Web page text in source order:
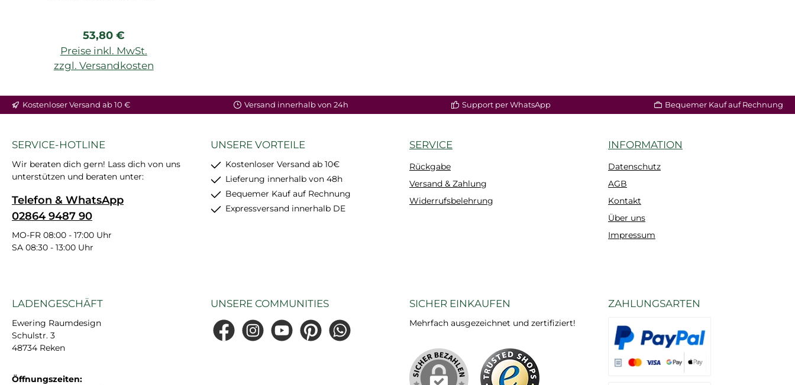
Regulärer Preis:
53,80 €
Preise inkl. MwSt.
zzgl. Versandkosten
Kostenloser Versand ab 10 € Versand innerhalb von 24h Support per WhatsApp Bequemer Kauf auf Rechnung
SERVICE-HOTLINE
Wir beraten dich gern! Lass dich von uns
unterstützen und beraten unter:
Telefon & WhatsApp
02864 9487 90
MO-FR 08:00 - 17:00 Uhr
SA 08:30 - 13:00 Uhr
UNSERE VORTEILE
Kostenloser Versand ab 10€
Lieferung innerhalb von 48h
Bequemer Kauf auf Rechnung
Expressversand innerhalb DE
SERVICE
Rückgabe
Versand & Zahlung
Widerrufsbelehrung
INFORMATION
Datenschutz
AGB
Kontakt
Über uns
Impressum
LADENGESCHÄFT
Ewering Raumdesign
Schulstr. 3
48734 Reken
Öffnungszeiten:
UNSERE COMMUNITIES
FacebookInstagramYouTubePinterestWhatsApp
SICHER EINKAUFEN
Mehrfach ausgezeichnet und zertifiziert!
ZAHLUNGSARTEN